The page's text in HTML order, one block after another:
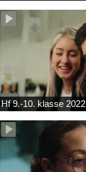
Hf 9.-10. klasse 2022